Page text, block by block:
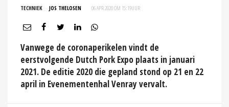
TECHNIEK JOS THELOSEN 06 APR 2020 OM 15:19UUR
Vanwege de coronaperikelen vindt de
eerstvolgende Dutch Pork Expo plaats in januari
2021. De editie 2020 die gepland stond op 21 en 22
april in Evenementenhal Venray vervalt.